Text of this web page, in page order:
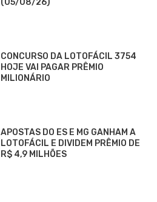
CONCURSO DA LOTOFÁCIL 3754
HOJE VAI PAGAR PRÊMIO
MILIONÁRIO
APOSTAS DO ES E MG GANHAM A
LOTOFÁCIL E DIVIDEM PRÊMIO DE
R$ 4,9 MILHÕES